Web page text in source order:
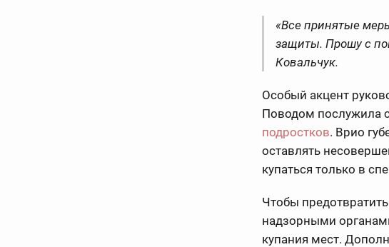
«Все принятые
защиты. Прошу с
Ковальчук.
Особый акцент
Поводом послужила
подростков. Врио
оставлять
купаться только в
Чтобы
надзорными
купания мест.